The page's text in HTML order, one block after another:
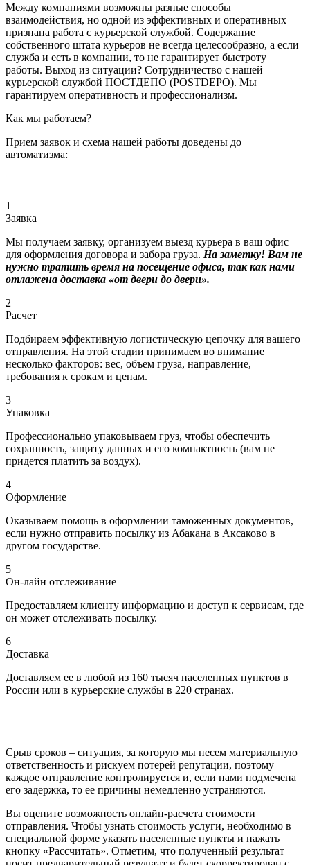
Между компаниями возможны разные способы
взаимодействия, но одной из эффективных и оперативных
признана работа с курьерской службой. Содержание
собственного штата курьеров не всегда целесообразно, а если
служба и есть в компании, то не гарантирует быстроту
работы. Выход из ситуации? Сотрудничество с нашей
курьерской службой ПОСТДЕПО (POSTDEPO). Мы
гарантируем оперативность и профессионализм.
Как мы работаем?
Прием заявок и схема нашей работы доведены до
автоматизма:
1
Заявка
Мы получаем заявку, организуем выезд курьера в ваш офис
для оформления договора и забора груза. На заметку! Вам не
нужно тратить время на посещение офиса, так как нами
отлажена доставка «от двери до двери».
2
Расчет
Подбираем эффективную логистическую цепочку для вашего
отправления. На этой стадии принимаем во внимание
несколько факторов: вес, объем груза, направление,
требования к срокам и ценам.
3
Упаковка
Профессионально упаковываем груз, чтобы обеспечить
сохранность, защиту данных и его компактность (вам не
придется платить за воздух).
4
Оформление
Оказываем помощь в оформлении таможенных документов,
если нужно отправить посылку из Абакана в Аксаково в
другом государстве.
5
Он-лайн отслеживание
Предоставляем клиенту информацию и доступ к сервисам, где
он может отслеживать посылку.
6
Доставка
Доставляем ее в любой из 160 тысяч населенных пунктов в
России или в курьерские службы в 220 странах.
Срыв сроков – ситуация, за которую мы несем материальную
ответственность и рискуем потерей репутации, поэтому
каждое отправление контролируется и, если нами подмечена
его задержка, то ее причины немедленно устраняются.
Вы оцените возможность онлайн-расчета стоимости
отправления. Чтобы узнать стоимость услуги, необходимо в
специальной форме указать населенные пункты и нажать
кнопку «Рассчитать». Отметим, что полученный результат